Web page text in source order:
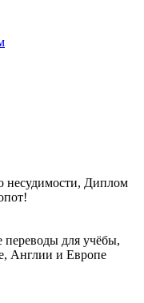
несудимости, Диплом
для учёбы,
Англии и Европе